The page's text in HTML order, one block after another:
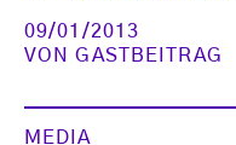
09/01/2013
VONGASTBEITRAG
MEDIA